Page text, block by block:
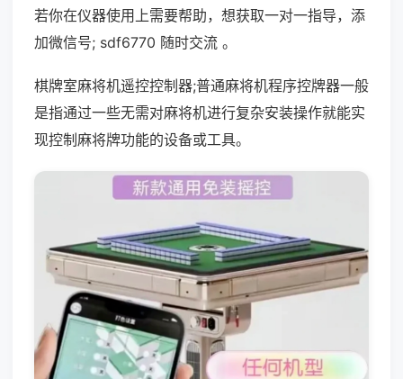
若你在仪器使用上需要帮助，想获取一对一指导，添
加微信号; sdf6770 随时交流 。
棋牌室麻将机遥控控制器;普通麻将机程序控牌器一般
是指通过一些无需对麻将机进行复杂安装操作就能实
现控制麻将牌功能的设备或工具。